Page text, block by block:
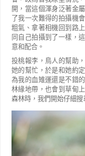
開，當這個渾身泛著金
了我一次難得的拍攝機會
粗氣、拿著相機回到路
同自己拍攝到了一樣，
意和配合。
投桃報李，鳥人的幫助
她的幫忙，於是和她約
為我的血雉運還是不錯
林緣地帶，也會到草甸
森林時，我們開始仔細搜